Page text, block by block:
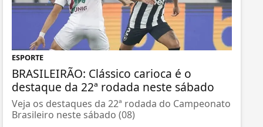
ESPORTE
BRASILEIRÃO: Clássico carioca é o
destaque da 22ª rodada neste sábado
Veja os destaques da 22ª rodada do Campeonato
Brasileiro neste sábado (08)